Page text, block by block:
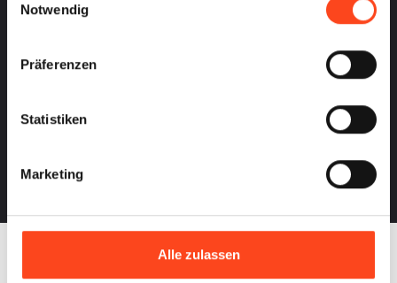
Notwendig
Präferenzen
Statistiken
Marketing
Alle zulassen